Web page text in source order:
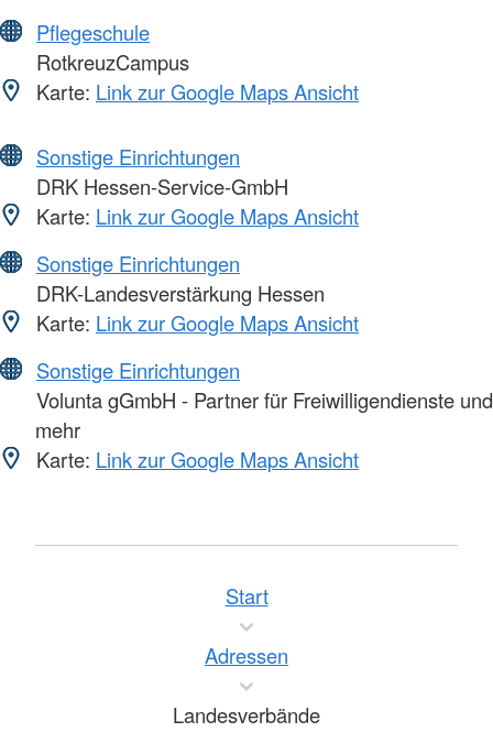
Pflegeschule
RotkreuzCampus
Karte: Link zur Google Maps Ansicht
Sonstige Einrichtungen
DRK Hessen-Service-GmbH
Karte: Link zur Google Maps Ansicht
Sonstige Einrichtungen
DRK-Landesverstärkung Hessen
Karte: Link zur Google Maps Ansicht
Sonstige Einrichtungen
Volunta gGmbH - Partner für Freiwilligendienste und
mehr
Karte: Link zur Google Maps Ansicht
Start
Adressen
Landesverbände